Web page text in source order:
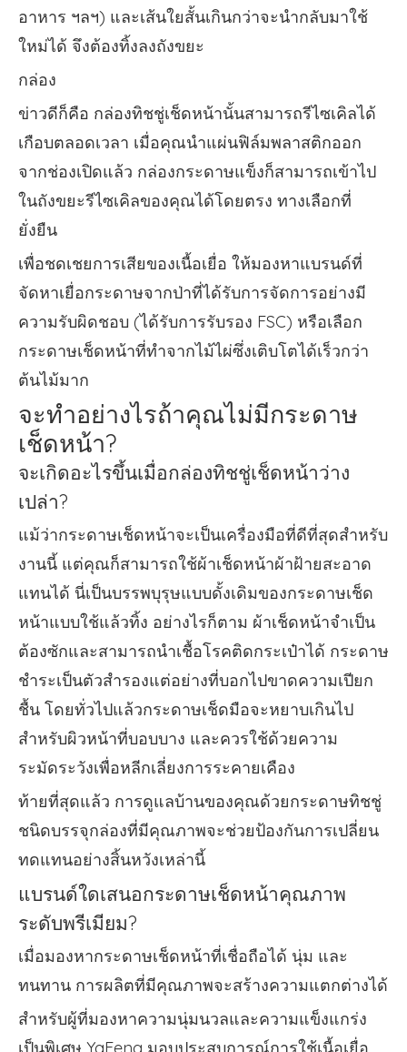
อาหาร ฯลฯ) และเส้นใยสั้นเกินกว่าจะนำกลับมาใช้
ใหม่ได้ จึงต้องทิ้งลงถังขยะ
กล่อง
ข่าวดีก็คือ กล่องทิชชู่เช็ดหน้านั้นสามารถรีไซเคิลได้
เกือบตลอดเวลา เมื่อคุณนำแผ่นฟิล์มพลาสติกออก
จากช่องเปิดแล้ว กล่องกระดาษแข็งก็สามารถเข้าไป
ในถังขยะรีไซเคิลของคุณได้โดยตรง ทางเลือกที่
ยั่งยืน
เพื่อชดเชยการเสียของเนื้อเยื่อ ให้มองหาแบรนด์ที่
จัดหาเยื่อกระดาษจากป่าที่ได้รับการจัดการอย่างมี
ความรับผิดชอบ (ได้รับการรับรอง FSC) หรือเลือก
กระดาษเช็ดหน้าที่ทำจากไม้ไผ่ซึ่งเติบโตได้เร็วกว่า
ต้นไม้มาก
จะทำอย่างไรถ้าคุณไม่มีกระดาษ
เช็ดหน้า?
จะเกิดอะไรขึ้นเมื่อกล่องทิชชู่เช็ดหน้าว่าง
เปล่า?
แม้ว่ากระดาษเช็ดหน้าจะเป็นเครื่องมือที่ดีที่สุดสำหรับ
งานนี้ แต่คุณก็สามารถใช้ผ้าเช็ดหน้าผ้าฝ้ายสะอาด
แทนได้ นี่เป็นบรรพบุรุษแบบดั้งเดิมของกระดาษเช็ด
หน้าแบบใช้แล้วทิ้ง อย่างไรก็ตาม ผ้าเช็ดหน้าจำเป็น
ต้องซักและสามารถนำเชื้อโรคติดกระเป๋าได้ กระดาษ
ชำระเป็นตัวสำรองแต่อย่างที่บอกไปขาดความเปียก
ชื้น โดยทั่วไปแล้วกระดาษเช็ดมือจะหยาบเกินไป
สำหรับผิวหน้าที่บอบบาง และควรใช้ด้วยความ
ระมัดระวังเพื่อหลีกเลี่ยงการระคายเคือง
ท้ายที่สุดแล้ว การดูแลบ้านของคุณด้วยกระดาษทิชชู่
ชนิดบรรจุกล่องที่มีคุณภาพจะช่วยป้องกันการเปลี่ยน
ทดแทนอย่างสิ้นหวังเหล่านี้
แบรนด์ใดเสนอกระดาษเช็ดหน้าคุณภาพ
ระดับพรีเมียม?
เมื่อมองหากระดาษเช็ดหน้าที่เชื่อถือได้ นุ่ม และ
ทนทาน การผลิตที่มีคุณภาพจะสร้างความแตกต่างได้
สำหรับผู้ที่มองหาความนุ่มนวลและความแข็งแกร่ง